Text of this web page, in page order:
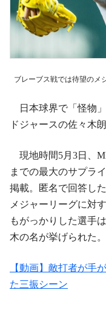
ブレーブス戦では待望のメ
日本球界で「怪物」
ドジャースの佐々木
現地時間5月3日、
までの最大のサプラ
掲載。匿名で回答し
メジャーリーグに対
もがっかりした選手
木の名が挙げられた。
【動画】敵打者が手
た三振シーン